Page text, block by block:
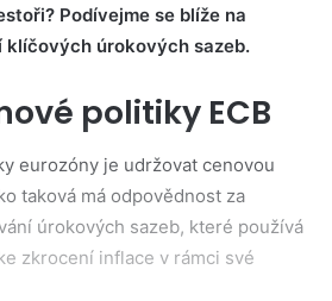
Podívejme se blíže na
úrokových sazeb.
politiky ECB
eurozóny je udržovat cenovou
taková má odpovědnost za
úrokových sazeb, které používá
zkrocení inflace v rámci své